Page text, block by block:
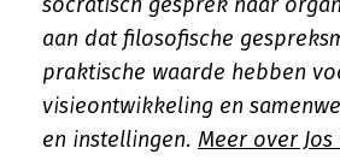
aan dat filosofische
praktische waarde hebben
visieontwikkeling en
en instellingen. Meer over Jos